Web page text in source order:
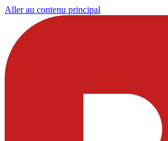
Aller au contenu principal